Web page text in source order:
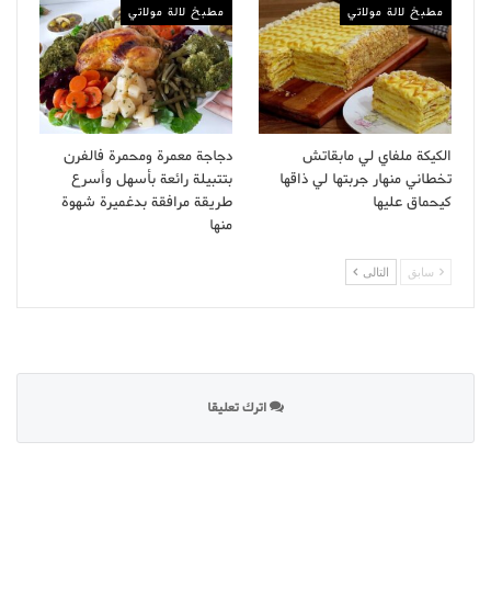
مطبخ لالة مولاتي
الكيكة ملفاي لي مابقاتش
تخطاني منهار جربتها لي ذاقها
كيحماق عليها
مطبخ لالة مولاتي
دجاجة معمرة ومحمرة فالفرن
بتتبيلة رائعة بأسهل وأسرع
طريقة مرافقة بدغميرة شهوة
منها
سابق التالى
اترك تعليقا